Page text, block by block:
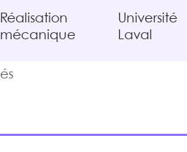
Réalisation
mécanique
Université
Laval